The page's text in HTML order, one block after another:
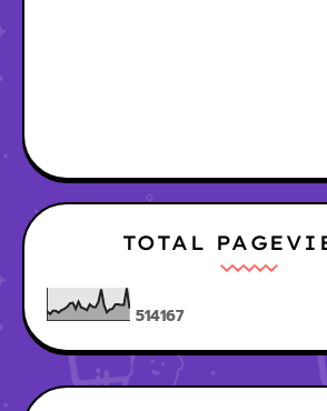
TOTAL
514167